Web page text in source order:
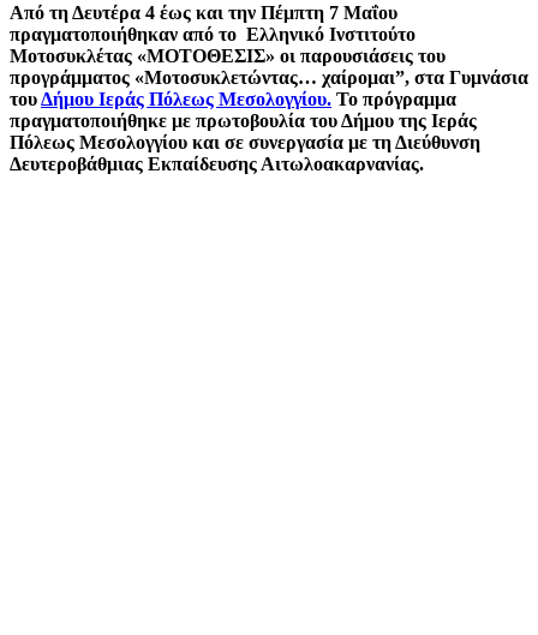
Από τη Δευτέρα 4 έως και την Πέμπτη 7 Μαΐου
πραγματοποιήθηκαν από το Ελληνικό Ινστιτούτο
Μοτοσυκλέτας «ΜΟΤΟΘΕΣΙΣ» οι παρουσιάσεις του
προγράμματος «Μοτοσυκλετώντας… χαίρομαι”, στα Γυμνάσια
τουΔήμου Ιεράς Πόλεως Μεσολογγίου. Το πρόγραμμα
πραγματοποιήθηκε με πρωτοβουλία του Δήμου της Ιεράς
Πόλεως Μεσολογγίου και σε συνεργασία με τη Διεύθυνση
Δευτεροβάθμιας Εκπαίδευσης Αιτωλοακαρνανίας.